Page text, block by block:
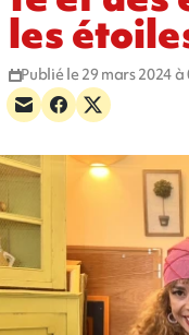
les
Publié le 29 mars 2024 à